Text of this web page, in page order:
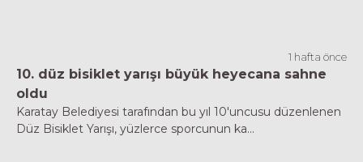
1 hafta önce
10. düz bisiklet yarışı büyük heyecana sahne
oldu
Karatay Belediyesi tarafından bu yıl 10'uncusu düzenlenen
Düz Bisiklet Yarışı, yüzlerce sporcunun ka...